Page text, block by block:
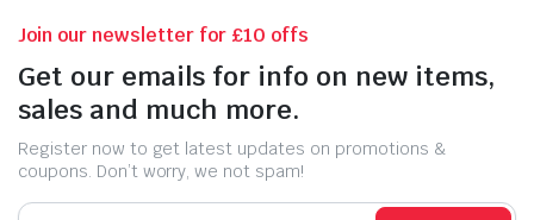
Join our newsletter for £10 offs
Get our emails for info on new items,
sales and much more.
Register now to get latest updates on promotions &
coupons. Don’t worry, we not spam!